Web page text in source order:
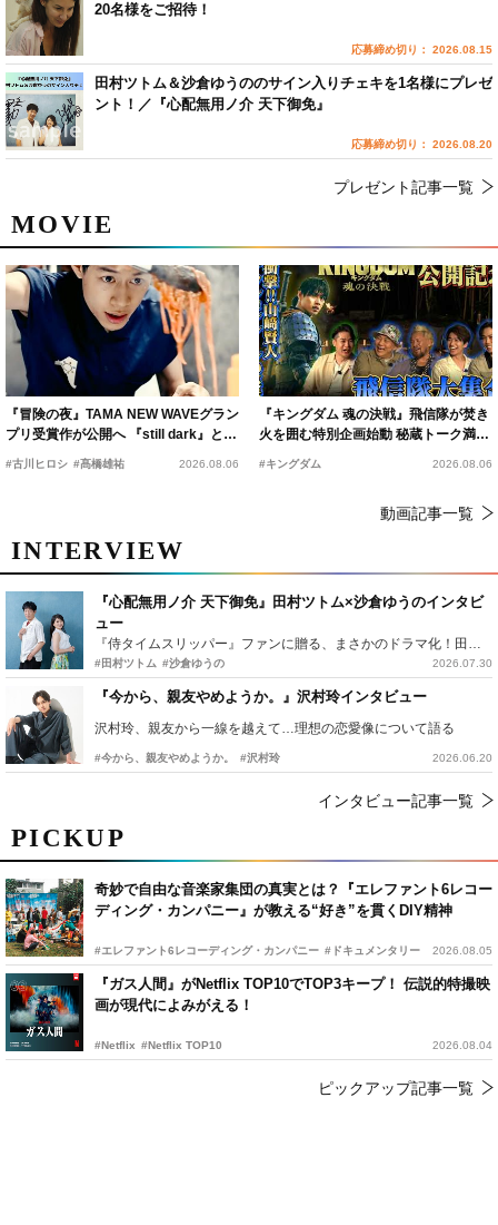
PICKUP
奇妙で自由な音楽家集団の真実とは？『エレファント6レコー
ディング・カンパニー』が教える“好き”を貫くDIY精神
#エレファント6レコーディング・カンパニー #ドキュメンタリー 2026.08.05
『ガス人間』がNetflix TOP10でTOP3キープ！ 伝説的特撮映
画が現代によみがえる！
#Netflix #Netflix TOP10 2026.08.04
ピックアップ記事一覧
MOVIE
『冒険の夜』TAMA NEW WAVEグラン
プリ受賞作が公開へ 『still dark』と同
時上映決定
#古川ヒロシ #髙橋雄祐 2026.08.06
『キングダム 魂の決戦』飛信隊が焚き
火を囲む特別企画始動 秘蔵トーク満載
の“キングダムキャンプ”開催
#キングダム 2026.08.06
動画記事一覧
INTERVIEW
『心配無用ノ介 天下御免』田村ツトム×沙倉ゆうのインタビ
ュー
『侍タイムスリッパー』ファンに贈る、まさかのドラマ化！田村ツトム×沙倉ゆうのが語る『心配無用ノ介』撮影秘話
#田村ツトム #沙倉ゆうの 2026.07.30
『今から、親友やめようか。』沢村玲インタビュー
沢村玲、親友から一線を越えて…理想の恋愛像について語る
#今から、親友やめようか。 #沢村玲 2026.06.20
インタビュー記事一覧
20名様をご招待！
応募締め切り： 2026.08.15
田村ツトム＆沙倉ゆうののサイン入りチェキを1名様にプレゼ
ント！／『心配無用ノ介 天下御免』
応募締め切り： 2026.08.20
プレゼント記事一覧